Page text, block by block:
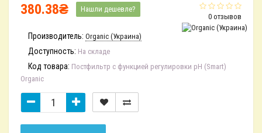
0 отзывов
380.38₴ Нашли дешевле?
Производитель: Organic (Украина)
Доступность: На складе
Код товара: Постфильтр с функцией регулировки рН (Smart)
Organic